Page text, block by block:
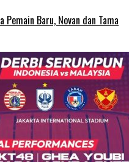
Baru, Novan dan Tama